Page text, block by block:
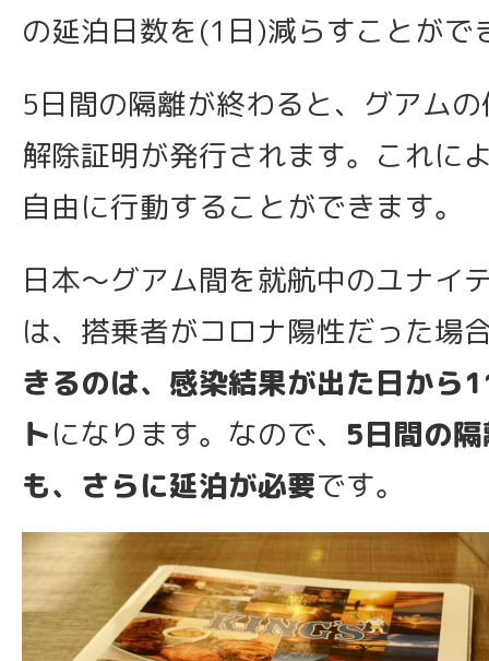
の延泊日数を(1日)減らすことがで
5日間の隔離が終わると、グアム
解除証明が発行されます。これに
自由に行動することができます。
日本〜グアム間を就航中のユナイ
は、搭乗者がコロナ陽性だった場
きるのは、感染結果が出た日から
トになります。なので、 5日間の
も、さらに延泊が必要です。